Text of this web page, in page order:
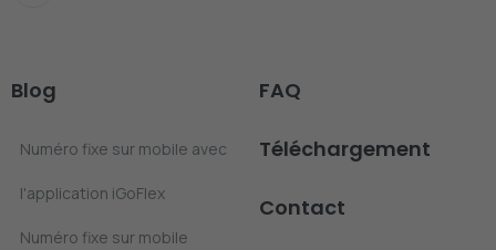
Blog
Numéro fixe sur mobile avec
l'application iGoFlex
Numéro fixe sur mobile
FAQ
Téléchargement
Contact